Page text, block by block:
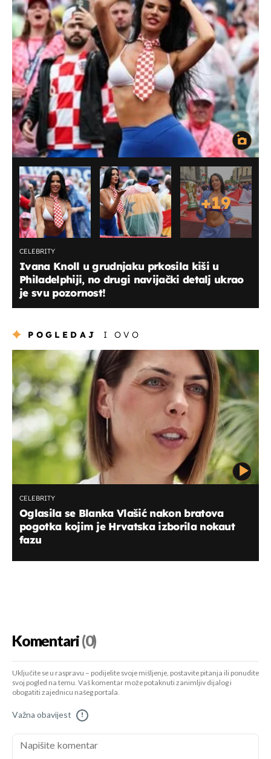
+19
CELEBRITY
Ivana Knoll u grudnjaku prkosila kiši u
Philadelphiji, no drugi navijački detalj ukrao
je svu pozornost!
POGLEDAJ I OVO
CELEBRITY
Oglasila se Blanka Vlašić nakon bratova
pogotka kojim je Hrvatska izborila nokaut
fazu
Komentari(0)
Uključite se u raspravu – podijelite svoje mišljenje, postavite pitanja ili ponudite
svoj pogled na temu. Vaš komentar može potaknuti zanimljiv dijalog i
obogatiti zajednicu našeg portala.
Važna obavijest !